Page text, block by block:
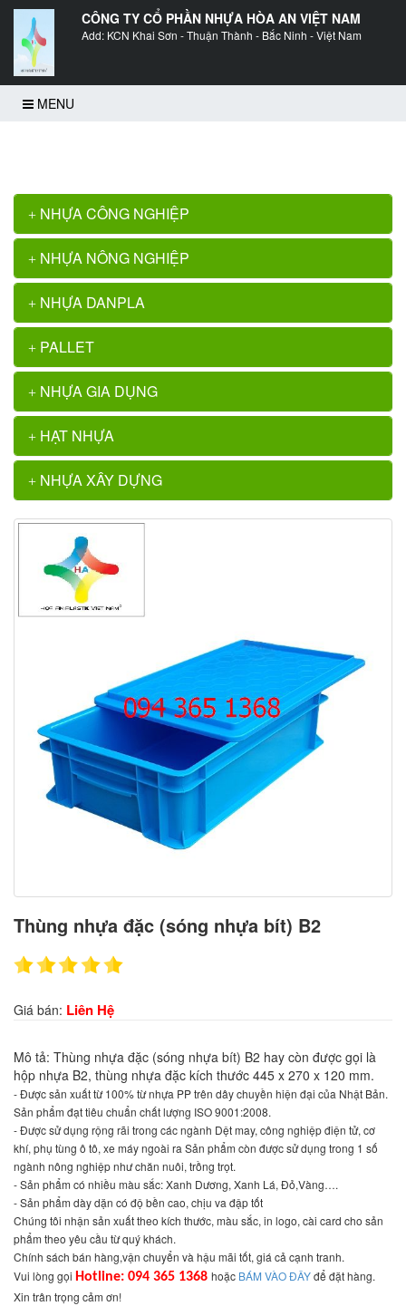
CÔNG TY CỔ PHẦN NHỰA HÒA AN VIỆT NAM
Add: KCN Khai Sơn - Thuận Thành - Bắc Ninh - Việt Nam
MENU
NHỰA CÔNG NGHIỆP
NHỰA NÔNG NGHIỆP
NHỰA DANPLA
PALLET
NHỰA GIA DỤNG
HẠT NHỰA
NHỰA XÂY DỰNG
Thùng nhựa đặc (sóng nhựa bít) B2
Giá bán: Liên Hệ
Mô tả: Thùng nhựa đặc (sóng nhựa bít) B2 hay còn được gọi là
hộp nhựa B2, thùng nhựa đặc kích thước 445 x 270 x 120 mm.
- Được sản xuất từ 100% từ nhựa PP trên dây chuyền hiện đại của Nhật Bản.
Sản phẩm đạt tiêu chuẩn chất lượng ISO 9001:2008.
- Được sử dụng rộng rãi trong các ngành Dệt may, công nghiệp điện tử, cơ
khí, phụ tùng ô tô, xe máy ngoài ra Sản phẩm còn được sử dụng trong 1 số
ngành nông nghiệp như chăn nuôi, trồng trọt.
- Sản phẩm có nhiều màu sắc: Xanh Dương, Xanh Lá, Đỏ,Vàng….
- Sản phẩm dày dặn có độ bền cao, chịu va đập tốt
Chúng tôi nhận sản xuất theo kích thước, màu sắc, in logo, cài card cho sản
phẩm theo yêu cầu từ quý khách.
Chính sách bán hàng,vận chuyển và hậu mãi tốt, giá cả cạnh tranh.
Vui lòng gọi Hotline: 094 365 1368 hoặc BÁM VÀO ĐÂYđể đặt hàng.
Xin trân trọng cảm ơn!